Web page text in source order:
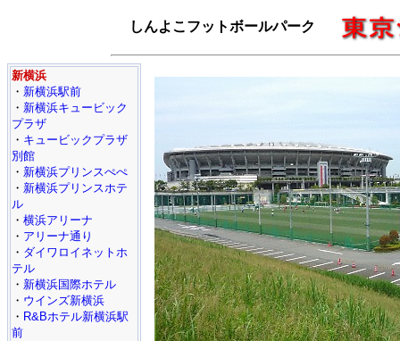
しんよこフットボールパーク
新横浜
・ 新横浜駅前
・ 新横浜キュービック
プラザ
・ キュービックプラザ
別館
・ 新横浜プリンスぺぺ
・ 新横浜プリンスホテ
ル
・ 横浜アリーナ
・ アリーナ通り
・ ダイワロイネットホ
テル
・ 新横浜国際ホテル
・ ウインズ新横浜
・ R&Bホテル新横浜駅
前